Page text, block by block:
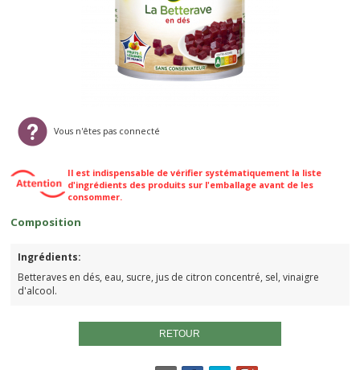
Vous n'êtes pas connecté
Il est indispensable de vérifier systématiquement la liste
d'ingrédients des produits sur l'emballage avant de les
consommer.
Composition
Ingrédients:
Betteraves en dés, eau, sucre, jus de citron concentré, sel, vinaigre
d'alcool.
RETOUR